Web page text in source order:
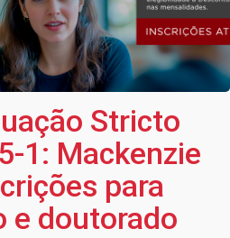
Stricto
1: Mackenzie
para
e doutorado